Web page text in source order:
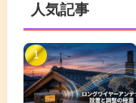
(16)
(7)
(5)
(4)
(1)
人気記事